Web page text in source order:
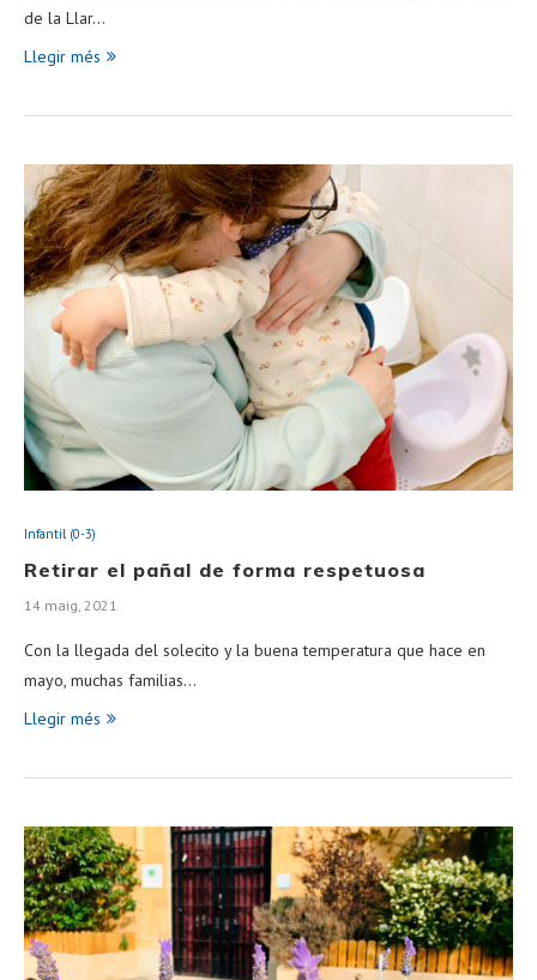
de la Llar…
Llegir més
Infantil (0-3)
Retirar el pañal de forma respetuosa
14 maig, 2021
Con la llegada del solecito y la buena temperatura que hace en
mayo, muchas familias…
Llegir més